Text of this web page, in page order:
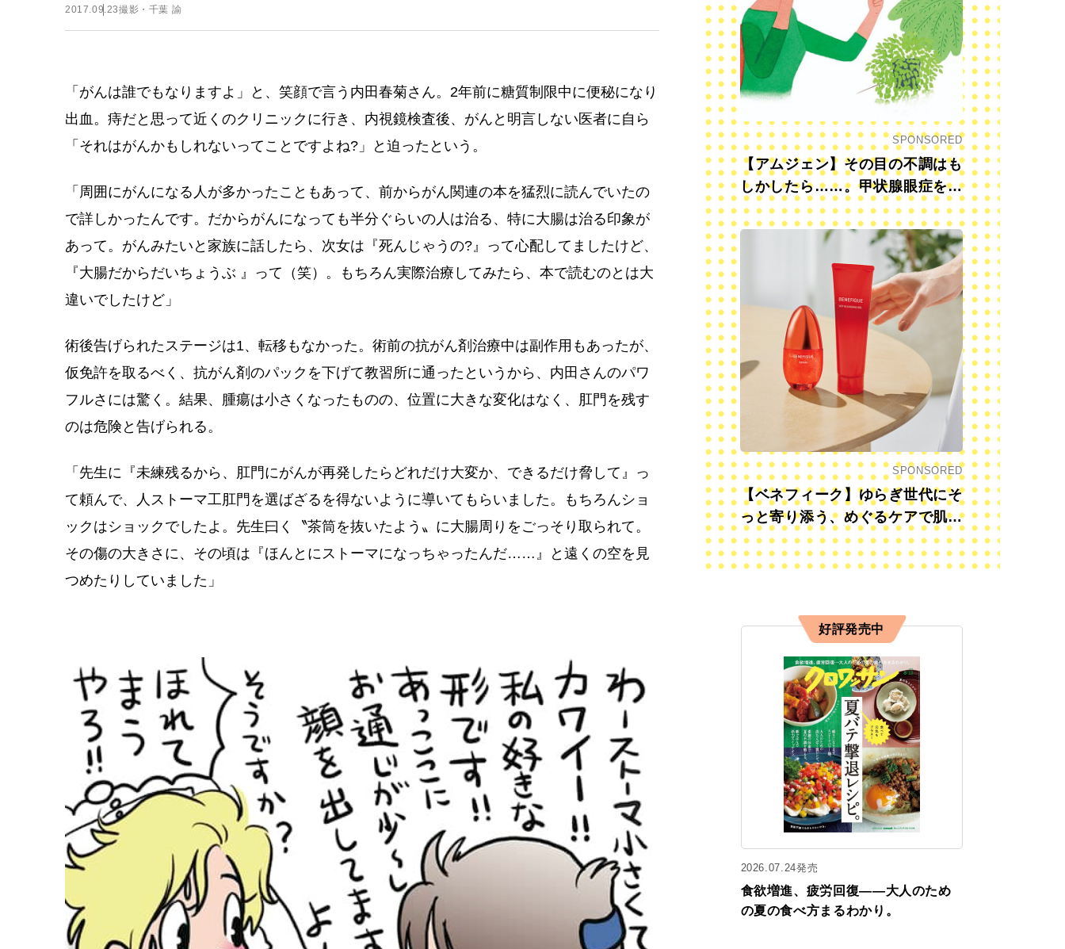
2017.09.23撮影・千葉 諭
「がんは誰でもなりますよ」と、笑顔で言う内田春菊さん。2年前に糖質制限中に便秘になり
出血。痔だと思って近くのクリニックに行き、内視鏡検査後、がんと明言しない医者に自ら
「それはがんかもしれないってことですよね?」と迫ったという。
「周囲にがんになる人が多かったこともあって、前からがん関連の本を猛烈に読んでいたの
で詳しかったんです。だからがんになっても半分ぐらいの人は治る、特に大腸は治る印象が
あって。がんみたいと家族に話したら、次女は『死んじゃうの?』って心配してましたけど、
『大腸だからだいちょうぶ 』って（笑）。もちろん実際治療してみたら、本で読むのとは大
違いでしたけど」
術後告げられたステージは1、転移もなかった。術前の抗がん剤治療中は副作用もあったが、
仮免許を取るべく、抗がん剤のパックを下げて教習所に通ったというから、内田さんのパワ
フルさには驚く。結果、腫瘍は小さくなったものの、位置に大きな変化はなく、肛門を残す
のは危険と告げられる。
「先生に『未練残るから、肛門にがんが再発したらどれだけ大変か、できるだけ脅して』っ
て頼んで、人ストーマ工肛門を選ばざるを得ないように導いてもらいました。もちろんショ
ックはショックでしたよ。先生曰く〝茶筒を抜いたよう〟に大腸周りをごっそり取られて。
その傷の大きさに、その頃は『ほんとにストーマになっちゃったんだ……』と遠くの空を見
つめたりしていました」
SPONSORED
【アムジェン】その目の不調はも
しかしたら……。甲状腺眼症を知
っていますか？
SPONSORED
【ベネフィーク】ゆらぎ世代にそ
っと寄り添う、めぐるケアで肌も
心も前向きに
好評発売中
2026.07.24発売
食欲増進、疲労回復——大人のため
の夏の食べ方まるわかり。